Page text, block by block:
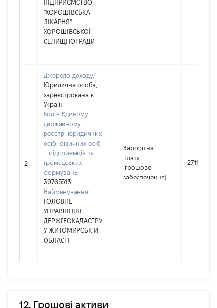
ПІДПРИЄМСТВО
"ХОРОШІВСЬКА
ЛІКАРНЯ"
ХОРОШІВСЬКОЇ
СЕЛИЩНОЇ РАДИ
2
Джерело доходу:
Юридична особа,
зареєстрована в
Україні
Код в Єдиному
державному
реєстрі юридичних
осіб, фізичних осіб
– підприємців та
громадських
формувань:
39765513
Найменування:
ГОЛОВНЕ
УПРАВЛІННЯ
ДЕРЖГЕОКАДАСТРУ
У ЖИТОМИРСЬКІЙ
ОБЛАСТІ
Заробітна
плата
(грошове
забезпечення)
271146
12. Грошові активи